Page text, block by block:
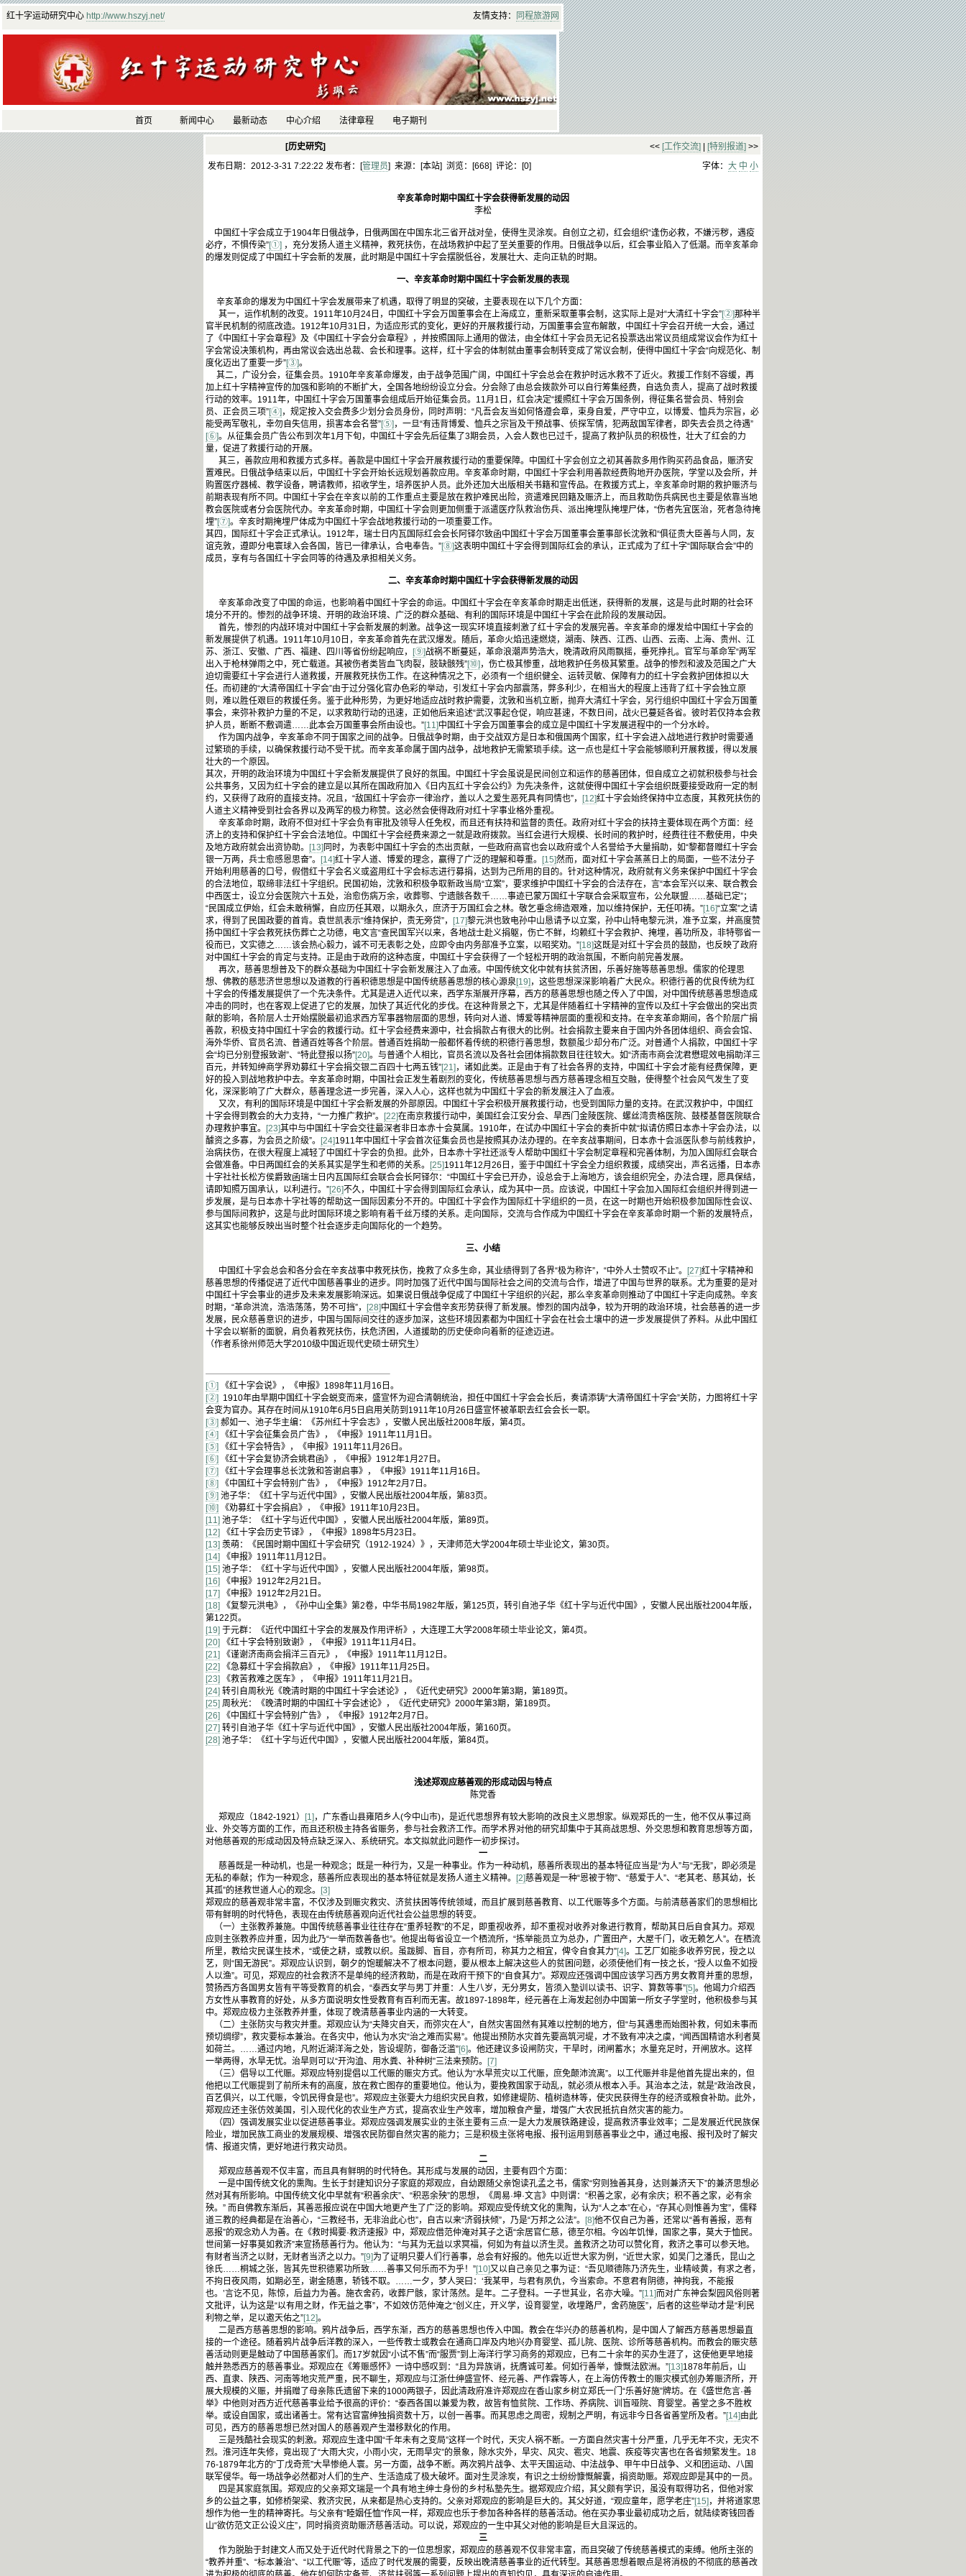
红十字运动研究中心 http://www.hszyj.net/ 友情支持： 同程旅游网
首页 新闻中心 最新动态 中心介绍 法律章程 电子期刊
[历史研究] << [工作交流] [特别报道] >>
发布日期：2012-3-31 7:22:22 发布者：[管理员] 来源：[本站] 浏览：[668] 评论：[0] 字体： 大 中 小
辛亥革命时期中国红十字会获得新发展的动因
李松
中国红十字会成立于1904年日俄战争，日俄两国在中国东北三省开战对垒，使得生灵涂炭。自创立之初，红会组织“逢伤必救，不嫌污秽，遇疫
必疗，不惧传染”[①] ，充分发扬人道主义精神，救死扶伤，在战场救护中起了至关重要的作用。日俄战争以后，红会事业陷入了低潮。而辛亥革命
的爆发则促成了中国红十字会新的发展，此时期是中国红十字会摆脱低谷，发展壮大、走向正轨的时期。
一、辛亥革命时期中国红十字会新发展的表现
辛亥革命的爆发为中国红十字会发展带来了机遇，取得了明显的突破，主要表现在以下几个方面：
其一，运作机制的改变。1911年10月24日，中国红十字会万国董事会在上海成立，重新采取董事会制，这实际上是对“大清红十字会”[②]那种半
官半民机制的彻底改造。1912年10月31日，为适应形式的变化，更好的开展救援行动，万国董事会宣布解散，中国红十字会召开统一大会，通过
了《中国红十字会章程》及《中国红十字会分会章程》，并按照国际上通用的做法，由全体红十字会员无记名投票选出常议员组成常议会作为红十
字会常设决策机构，再由常议会选出总裁、会长和理事。这样，红十字会的体制就由董事会制转变成了常议会制，使得中国红十字会“向规范化、制
度化迈出了重要一步”[③]。
其二，广设分会，征集会员。1910年辛亥革命爆发，由于战争范围广阔，中国红十字会总会在救护时远水救不了近火。救援工作刻不容缓，再
加上红十字精神宣传的加强和影响的不断扩大，全国各地纷纷设立分会。分会除了由总会拨款外可以自行筹集经费，自选负责人，提高了战时救援
行动的效率。1911年，中国红十字会万国董事会组成后开始征集会员。11月1日，红会决定“援照红十字会万国条例，得征集名誉会员、特别会
员、正会员三项”[④] ，规定按入交会费多少划分会员身份，同时声明：“凡吾会友当如何恪遵会章，束身自爱，严守中立，以博爱、恤兵为宗旨，必
能受两军敬礼，幸勿自失信用，损害本会名誉”[⑤] ，一旦“有违背博爱、恤兵之宗旨及干预战事、侦探军情，犯两敌国军律者，即失去会员之待遇”
[⑥]。从征集会员广告公布到次年1月下旬，中国红十字会先后征集了3期会员，入会人数也已过千，提高了救护队员的积极性，壮大了红会的力
量，促进了救援行动的开展。
其三，善款应用和救援方式多样。善款是中国红十字会开展救援行动的重要保障。中国红十字会创立之初其善款多用作购买药品食品，赈济安
置难民。日俄战争结束以后，中国红十字会开始长远规划善款应用。辛亥革命时期，中国红十字会利用善款经费购地开办医院，学堂以及会所，并
购置医疗器械、教学设备，聘请教师，招收学生，培养医护人员。此外还加大出版相关书籍和宣传品。在救援方式上，辛亥革命时期的救护赈济与
前期表现有所不同。中国红十字会在辛亥以前的工作重点主要是放在救护难民出险，资遣难民回籍及赈济上，而且救助伤兵病民也主要是依靠当地
教会医院或者分会医院代办。辛亥革命时期，中国红十字会则更加侧重于派遣医疗队救治伤兵、派出掩埋队掩埋尸体，“伤者先宜医治，死者急待掩
埋”[⑦]。辛亥时期掩埋尸体成为中国红十字会战地救援行动的一项重要工作。
其四，国际红十字会正式承认。1912年，瑞士日内瓦国际红会会长阿铎尔致函中国红十字会万国董事会董事部长沈敦和“俱征贵大臣善与人同，友
谊克敦，遵即分电寰球入会各国，皆已一律承认，合电奉告。”[⑧]这表明中国红十字会得到国际红会的承认，正式成为了红十字“国际联合会”中的
成员，享有与各国红十字会同等的待遇及承担相关义务。
二、辛亥革命时期中国红十字会获得新发展的动因
辛亥革命改变了中国的命运，也影响着中国红十字会的命运。中国红十字会在辛亥革命时期走出低迷，获得新的发展，这是与此时期的社会环
境分不开的。惨烈的战争环境、开明的政治环境、广泛的群众基础、有利的国际环境是中国红十字会在此阶段的发展动因。
首先，惨烈的内战环境对中国红十字会新发展的刺激。战争这一现实环境直接刺激了红十字会的发展完善。辛亥革命的爆发给中国红十字会的
新发展提供了机遇。1911年10月10日，辛亥革命首先在武汉爆发。随后，革命火焰迅速燃烧，湖南、陕西、江西、山西、云南、上海、贵州、江
苏、浙江、安徽、广西、福建、四川等省份纷起响应，
[⑨]战祸不断蔓延，革命浪潮声势浩大，晚清政府风雨飘摇，垂死挣扎。官军与革命军“两军
出入于枪林弹雨之中，死亡载道。其被伤者类皆血飞肉裂，肢缺骸残”[⑩] ，伤亡极其惨重，战地救护任务极其繁重。战争的惨烈和波及范围之广大
迫切需要红十字会进行人道救援，开展救死扶伤工作。在这种情况之下，必须有一个组织健全、运转灵敏、保障有力的红十字会救护团体担以大
任。而初建的“大清帝国红十字会”由于过分强化官办色彩的举动，引发红十字会内部震荡，弊多利少，在相当大的程度上违背了红十字会独立原
则，难以胜任艰巨的救援任务。鉴于此种形势，为更好地适应战时救护需要，沈敦和当机立断，抛弃大清红十字会，另行组织中国红十字会万国董
事会，来弥补救护力量的不足，以求救助行动的迅速，正如他后来追述“武汉事起仓促，响应甚速，不数日间，战火已蔓延各省。彼时若仅持本会救
护人员，断断不敷调遣……此本会万国董事会所由设也。”[11]中国红十字会万国董事会的成立是中国红十字发展进程中的一个分水岭。
作为国内战争，辛亥革命不同于国家之间的战争。日俄战争时期，由于交战双方是日本和俄国两个国家，红十字会进入战地进行救护时需要通
过繁琐的手续，以确保救援行动不受干扰。而辛亥革命属于国内战争，战地救护无需繁琐手续。这一点也是红十字会能够顺利开展救援，得以发展
壮大的一个原因。
其次，开明的政治环境为中国红十字会新发展提供了良好的氛围。中国红十字会虽说是民间创立和运作的慈善团体，但自成立之初就积极参与社会
公共事务，又因为红十字会的建立是以其所在国政府加入《日内瓦红十字会公约》为先决条件，这就使得中国红十字会组织既要接受政府一定的制
约，又获得了政府的直接支持。况且，“敌国红十字会亦一律治疗，盖以人之爱生恶死具有同情也”，
[12]红十字会始终保持中立态度，其救死扶伤的
人道主义精神受到社会各界以及两军的极力称赞。这必然会使得政府对红十字事业格外重视。
辛亥革命时期，政府不但对红十字会负有审批及领导人任免权，而且还有扶持和监督的责任。政府对红十字会的扶持主要体现在两个方面：经
济上的支持和保护红十字会合法地位。中国红十字会经费来源之一就是政府拨款。当红会进行大规模、长时间的救护时，经费往往不敷使用，中央
及地方政府就会出资协助。
[13] 同时，为表彰中国红十字会的杰出贡献，一些政府高官也会以政府或个人名誉给予大量捐助，如“黎都督赠红十字会
银一万两，兵士愈感恩思奋”。
[14]红十字人道、博爱的理念，赢得了广泛的理解和尊重。 [15]然而，面对红十字会蒸蒸日上的局面，一些不法分子
开始利用慈善的口号，假借红十字会名义或盗用红十字会标志进行募捐，达到为己所用的目的。针对这种情况，政府就有义务来保护中国红十字会
的合法地位，取缔非法红十字组织。民国初始，沈敦和积极争取新政当局“立案”，要求维护中国红十字会的合法存在，言“本会军兴以来、联合教会
中西医士，设立分会医院六十五处，治愈伤病万余，收葬鄂、宁遗骸各数千……事迹已蒙万国红十字联合会采取宣布，公允联盟……基础已定”；
“民国成立伊始，红会未敢稍懈，自应历任其艰，以期永久，庶济于万国红会之林。敬乞垂念缔造艰难，加以维持保护，无任叩祷。”[16]“立案”之请
求，得到了民国政要的首肯。袁世凯表示“维持保护，责无旁贷”，
[17]黎元洪也致电孙中山恳请予以立案，孙中山特电黎元洪，准予立案，并高度赞
扬中国红十字会救死扶伤葬亡之功德，电文言“查民国军兴以来，各地战士赴义捐躯，伤亡不鲜，均赖红十字会救护、掩埋，善功所及，非特鄂省一
役而已，文实德之……该会热心毅力，诚不可无表彰之处，应即令由内务部准予立案，以昭奖劝。”[18]这既是对红十字会员的鼓励，也反映了政府
对中国红十字会的肯定与支持。正是由于政府的这种态度，中国红十字会获得了一个轻松开明的政治氛围，不断向前完善发展。
再次，慈善思想普及下的群众基础为中国红十字会新发展注入了血液。中国传统文化中就有扶贫济困，乐善好施等慈善思想。儒家的伦理思
想、佛教的慈悲济世思想以及道教的行善积德思想是中国传统慈善思想的核心源泉[19] ，这些思想深深影响着广大民众。积德行善的优良传统为红
十字会的传播发展提供了一个先决条件。尤其是进入近代以来，西学东渐展开序幕，西方的慈善思想也随之传入了中国，对中国传统慈善思想造成
冲击的同时，也在客观上促进了它的发展，加快了其近代化的步伐。在这种背景之下，尤其是伴随着红十字精神的宣传以及红十字会做出的突出贡
献的影响，各阶层人士开始摆脱最初追求西方军事器物层面的思想，转向对人道、博爱等精神层面的重视和支持。在辛亥革命期间，各个阶层广捐
善款，积极支持中国红十字会的救援行动。红十字会经费来源中，社会捐款占有很大的比例。社会捐款主要来自于国内外各团体组织、商会会馆、
海外华侨、官员名流、普通百姓等各个阶层。普通百姓捐助一般都怀着传统的积德行善思想，数额虽少却分布广泛。对普通个人捐款，中国红十字
会“均已分别登报致谢”、“特此登报以扬”[20]。与普通个人相比，官员名流以及各社会团体捐款数目往往较大。如“济南市商会沈君懋琨效电捐助洋三
百元，并转知绅商学界劝募红十字会捐交银二百四十七两五钱”[21] ，诸如此类。正是由于有了社会各界的支持，中国红十字会才能有经费保障，更
好的投入到战地救护中去。辛亥革命时期，中国社会正发生着剧烈的变化，传统慈善思想与西方慈善理念相互交融，使得整个社会风气发生了变
化，深深影响了广大群众，慈善理念进一步完善，深入人心，这样也就为中国红十字会的新发展注入了血液。
又次，有利的国际环境是中国红十字会新发展的外部原因。中国红十字会积极开展救援行动，也受到国际力量的支持。在武汉救护中，中国红
十字会得到教会的大力支持，“一力推广救护”。
[22]在南京救援行动中，美国红会江安分会、旱西门金陵医院、螺丝湾贵格医院、鼓楼基督医院联合
办理救护事宜。
[23]其中与中国红十字会交往最深者非日本赤十会莫属。1910年，在试办中国红十字会的奏折中就“拟请仿照日本赤十字会办法，以
醵资之多寡，为会员之阶级”。
[24]1911年中国红十字会首次征集会员也是按照其办法办理的。在辛亥战事期间，日本赤十会派医队参与前线救护，
治病扶伤，在很大程度上减轻了中国红十字会的负担。此外，日本赤十字社还派专人帮助中国红十字会制定章程和完善体制，为加入国际红会联合
会做准备。中日两国红会的关系其实是学生和老师的关系。
[25]1911年12月26日，鉴于中国红十字会全力组织救援，成绩突出，声名远播，日本赤
十字社社长松方侯爵致函瑞士日内瓦国际红会联合会长阿铎尔：“中国红十字会已开办，设总会于上海地方，该会组织完全，办法合理，愿具保结，
请即知照万国承认，以利进行。”[26]不久，中国红十字会得到国际红会承认，成为其中一员。应该说，中国红十字会加入国际红会组织并得到进一
步发展，是与日本赤十字社等的帮助这一国际因素分不开的。中国红十字会作为国际红十字组织的一员，在这一时期也开始积极参加国际性会议、
参与国际间救护，这是与此时国际环境之影响有着千丝万缕的关系。走向国际，交流与合作成为中国红十字会在辛亥革命时期一个新的发展特点，
这其实也能够反映出当时整个社会逐步走向国际化的一个趋势。
三、小结
中国红十字会总会和各分会在辛亥战事中救死扶伤，挽救了众多生命，其业绩得到了各界“极为称许”，“中外人士赞叹不止”。 [27]红十字精神和
慈善思想的传播促进了近代中国慈善事业的进步。同时加强了近代中国与国际社会之间的交流与合作，增进了中国与世界的联系。尤为重要的是对
中国红十字会事业的进步及未来发展影响深远。如果说日俄战争促成了中国红十字组织的兴起，那么辛亥革命则推动了中国红十字走向成熟。辛亥
时期，“革命洪流，浩浩荡荡，势不可挡”，
[28]中国红十字会借辛亥形势获得了新发展。惨烈的国内战争，较为开明的政治环境，社会慈善的进一步
发展，民众慈善意识的进步，中国与国际间交往的逐步加深，这些环境因素都为中国红十字会在社会土壤中的进一步发展提供了养料。从此中国红
十字会以崭新的面貌，肩负着救死扶伤，扶危济困，人道援助的历史使命向着新的征途迈进。
（作者系徐州师范大学2010级中国近现代史硕士研究生）
[①] 《红十字会说》，《申报》1898年11月16日。
[②] 1910年由早期中国红十字会蜕变而来，盛宣怀为迎合清朝统治，担任中国红十字会会长后，奏请添铸“大清帝国红十字会”关防，力图将红十字
会变为官办。其存在时间从1910年6月5日启用关防到1911年10月26日盛宣怀被革职去红会会长一职。
[③] 郝如一、池子华主编：《苏州红十字会志》，安徽人民出版社2008年版，第4页。
[④] 《红十字会征集会员广告》，《申报》1911年11月1日。
[⑤] 《红十字会特告》，《申报》1911年11月26日。
[⑥] 《红十字会复协济会姚君函》，《申报》1912年1月27日。
[⑦] 《红十字会理事总长沈敦和答谢启事》，《申报》1911年11月16日。
[⑧] 《中国红十字会特别广告》，《申报》1912年2月7日。
[⑨] 池子华：《红十字与近代中国》，安徽人民出版社2004年版，第83页。
[⑩] 《劝募红十字会捐启》，《申报》1911年10月23日。
[11] 池子华：《红十字与近代中国》，安徽人民出版社2004年版，第89页。
[12] 《红十字会历史节译》，《申报》1898年5月23日。
[13] 羡萌：《民国时期中国红十字会研究（1912-1924）》，天津师范大学2004年硕士毕业论文，第30页。
[14] 《申报》1911年11月12日。
[15] 池子华：《红十字与近代中国》，安徽人民出版社2004年版，第98页。
[16] 《申报》1912年2月21日。
[17] 《申报》1912年2月21日。
[18] 《复黎元洪电》，《孙中山全集》第2卷，中华书局1982年版，第125页，转引自池子华《红十字与近代中国》，安徽人民出版社2004年版，
第122页。
[19] 于元群：《近代中国红十字会的发展及作用评析》，大连理工大学2008年硕士毕业论文，第4页。
[20] 《红十字会特别致谢》，《申报》1911年11月4日。
[21] 《谨谢济南商会捐洋三百元》，《申报》1911年11月12日。
[22] 《急募红十字会捐款启》，《申报》1911年11月25日。
[23] 《救苦救难之医车》，《申报》1911年11月21日。
[24] 转引自周秋光《晚清时期的中国红十字会述论》，《近代史研究》2000年第3期，第189页。
[25] 周秋光：《晚清时期的中国红十字会述论》，《近代史研究》2000年第3期，第189页。
[26] 《中国红十字会特别广告》，《申报》1912年2月7日。
[27] 转引自池子华《红十字与近代中国》，安徽人民出版社2004年版，第160页。
[28] 池子华：《红十字与近代中国》，安徽人民出版社2004年版，第84页。
浅述郑观应慈善观的形成动因与特点
陈党香
郑观应（1842-1921） [1] ，广东香山县雍陌乡人(今中山市)，是近代思想界有较大影响的改良主义思想家。纵观郑氏的一生，他不仅从事过商
业、外交等方面的工作，而且还积极主持各省赈务，参与社会救济工作。而学术界对他的研究却集中于其商战思想、外交思想和教育思想等方面，
对他慈善观的形成动因及特点缺乏深入、系统研究。本文拟就此问题作一初步探讨。
一
慈善既是一种动机，也是一种观念；既是一种行为，又是一种事业。作为一种动机，慈善所表现出的基本特征应当是“为人”与“无我”，即必须是
无私的奉献；作为一种观念，慈善所应表现出的基本特征就是发扬人道主义精神。
[2]慈善观是一种“恩被于物”、“慈爱于人”、“老其老、慈其幼，长
其孤”的拯救世道人心的观念。
[3]
郑观应的慈善观非常丰富，不仅涉及到赈灾救灾、济贫扶困等传统领域，而且扩展到慈善教育、以工代赈等多个方面。与前清慈善家们的思想相比
带有鲜明的时代特色，表现在由传统慈善观向近代社会公益思想的转变。
（一）主张教养兼施。中国传统慈善事业往往存在“重养轻教”的不足，即重视收养，却不重视对收养对象进行教育，帮助其日后自食其力。郑观
应则主张教养应并重，因为此乃“一举而数善备也”。他提出每省设立一个栖流所，“拣举能员立为总办，广置田产，大屋千门，收无赖乞人”。在栖流
所里，教给灾民谋生技术，“或使之耕，或教以织。虽跋脚、盲目，亦有所司，称其力之相宜，俾令自食其力”[4]。工艺厂如能多收养穷民，授之以
艺，则“国无游民”。郑观应认识到，朝夕的饱暖解决不了根本问题，要从根本上解决这些人的贫困问题，必须使他们有一技之长，“授人以鱼不如授
人以渔”。可见，郑观应的社会救济不是单纯的经济救助，而是在政府干预下的“自食其力”。郑观应还强调中国应该学习西方男女教育并重的思想，
赞扬西方各国男女皆有平等受教育的机会，“泰西女学与男丁并重：人生八岁，无分男女，皆须入塾训以读书、识字、算数等事”[5]。他竭力介绍西
方女性从事教育的好处，从多方面说明女性受教育有百利而无害。故1897-1898年，经元善在上海发起创办中国第一所女子学堂时，他积极参与其
中。郑观应极力主张教养并重，体现了晚清慈善事业内涵的一大转变。
（二）主张防灾与救灾并重。郑观应认为“夫降灾自天，而弥灾在人”，自然灾害固然有其难以控制的地方，但“与其遇患而始图补救，何如未事而
预切绸缪”，救灾要标本兼治。在各灾中，他认为水灾“治之难而实易”。他提出预防水灾首先要高筑河堤，才不致有冲决之虞，“闻西国精谙水利者莫
如荷兰。……通过内地，凡附近湖洋海之处，皆设堤防，御备泛滥”[6]。他还建议多设闸防灾，干旱时，闭闸蓄水；水量充足时，开闸放水。这样
一举两得，水旱无忧。治旱则可以“开沟洫、用水粪、补种树”三法来预防。
[7]
（三）倡导以工代赈。郑观应特别提倡以工代赈的赈灾方式。他认为“水旱荒灾以工代赈，庶免颠沛流离”。以工代赈并非是他首先提出来的，但
他把以工代赈提到了前所未有的高度，放在救亡图存的重要地位。他认为，要挽救国家于动乱，就必须从根本入手。其治本之法，就是“政治改良，
百艺俱兴，以工代赈，令饥民得食是也”。郑观应主张要大力组织灾民自救，如修建堤防、植树造林等，使灾民获得生存的经济或粮食补助。此外，
郑观应还主张仿效美国，引入现代化的农业生产方式，提高农业生产效率，增加粮食产量，增强广大农民抵抗自然灾害的能力。
（四）强调发展实业以促进慈善事业。郑观应强调发展实业的主张主要有三点:一是大力发展铁路建设，提高救济事业效率；二是发展近代民族保
险业，增加民族工商业的发展规模、增强农民防御自然灾害的能力；三是积极主张将电报、报刊运用到慈善事业之中，通过电报、报刊及时了解灾
情、报道灾情，更好地进行救灾动员。
二
郑观应慈善观不仅丰富，而且具有鲜明的时代特色。其形成与发展的动因，主要有四个方面：
一是中国传统文化的熏陶。生长于封建知识分子家庭的郑观应，自幼跟随父亲饱读孔孟之书，儒家“穷则独善其身，达则兼济天下”的兼济思想必
然对其有所影响。中国传统文化中早就有“积善余庆”、“积恶余殃”的思想，《周易·坤·文言》中则谓：“积善之家，必有余庆；积不善之家，必有余
殃。” 而自佛教东渐后，其善恶报应说在中国大地更产生了广泛的影响。郑观应受传统文化的熏陶，认为“人之本”在心，“存其心则惟善为宝”，儒释
道三教的经典都是在治善心，“三教经书，无非治此心也”，自古以来“济弱扶倾”，乃是“万邦之公法”。
[8]他不仅自己为善，还常以“善有善报，恶有
恶报”的观念劝人为善。在《救时揭要·救济速报》中，郑观应借范仲淹对其子之语“余居官仁慈，德至尔相。今凶年饥惮，国家之事，莫大于恤民。
世间第一好事莫如救济”来宣扬慈善行为。他认为：“与其为无益以求冥福，何如为有益以济生灵。盖救济之功可以赞化育，救济之事可以参天地。
有财者当济之以财，无财者当济之以力。”[9]为了证明只要人们行善事，总会有好报的。他先以近世大家为例，“近世大家，如吴门之潘氏，昆山之
徐氏……桐城之张，皆其先世积德累功所致……善事又何乐而不为乎！”[10]又以自己亲见之事为证：“吾见顺德陈乃济先生，业精岐黄，有求之者，
不拘日夜风雨，如期必至，谢金随惠，轿钱不取。……一夕，梦人哭曰：‘我某甲，与君有夙仇，今当索命。不意君有阴德，神拘我，不能报
也。’言讫不见，陈惊，后益力为善。施衣舍药，收葬尸骸，家计荡然。是年。二子登科。一子世其业，名亦大噪。”[11]而对广东神会梨园风俗则著
文批评，认为这是“以有用之财，作无益之事”，不如效仿范仲淹之“创义庄，开义学，设育婴堂，收埋路尸，舍药施医”，后者的这些举动才是“利民
利物之举，足以邀天佑之”[12]。
二是西方慈善思想的影响。鸦片战争后，西学东渐，西方的慈善思想也传入中国。教会在华兴办的慈善机构，是中国人了解西方慈善思想最直
接的一个途径。随着鸦片战争后洋教的深入，一些传教士或教会在通商口岸及内地兴办育婴堂、孤儿院、医院、诊所等慈善机构。而教会的赈灾慈
善活动则更是触动了中国慈善家们。而17岁就因“小试不售”而“服贾”到上海洋行学习商务的郑观应，已有二十余年的买办生涯了，这使他更早地接
触并熟悉西方的慈善事业。郑观应在《筹赈感怀》一诗中感叹到：“且为异族诮，抚膺诚可差。何如行善举，慷慨法欧洲。”[13]1878年前后，山
西、直隶、陕西、河南等地灾荒严重，民不聊生，郑观应与江浙仕绅盛宣怀、经元善、严作霖等人，在上海仿传教士的赈灾模式创办筹赈济所，开
展大规模的义赈，并捐赠了母亲陈氏遗留下来的1000两银子，因此清政府准许郑观应在香山家乡树立郑氏一门“乐善好施”牌坊。在《盛世危言·善
举》中他则对西方近代慈善事业给予很高的评价：“泰西各国以兼爱为教，故皆有恤贫院、工作场、养病院、训盲哑院、育婴堂。善堂之多不胜枚
举。或设自国家，或出诸善士。常有达官富绅独捐资数十万，以创一善事。而其思虑之周密，规制之严明，有远非今日各省善堂所及者。”[14]由此
可见，西方的慈善思想已然对国人的慈善观产生潜移默化的作用。
三是残酷社会现实的刺激。郑观应生逢中国“千年未有之变局”这样一个时代，天灾人祸不断。一方面自然灾害十分严重，几乎无年不灾，无灾不
烈。淮河连年失修，竟出现了“大雨大灾，小雨小灾，无雨旱灾”的景象，除水灾外，旱灾、风灾、雹灾、地震、疾疫等灾害也在各省频繁发生。18
76-1879年北方的“丁戊奇荒”大旱惨绝人寰。另一方面，战争不断。两次鸦片战争、太平天国运动、中法战争、甲午中日战争、义和团运动、八国
联军侵华。每一场战争必然都对人们的生产、生活造成了极大破坏。面对生灵涂炭，有识之士纷纷慷慨解囊，捐资助赈。郑观应即是其中的一员。
四是其家庭氛围。郑观应的父亲郑文瑞是一个具有地主绅士身份的乡村私塾先生。据郑观应介绍，其父颇有学识，虽没有取得功名，但他对家
乡的公益之事，如修桥架梁、救济灾民，从来都是热心支持的。父亲对郑观应的影响是巨大的。其父好道，“观应童年，愿学老庄”[15] ，并将道家思
想作为他一生的精神寄托。与父亲有“睦姻任恤”作风一样，郑观应也乐于参加各种各样的慈善活动。他在买办事业最初成功之后，就陆续寄钱回香
山“欲仿范文正公设义庄”，同时捐资资助赈济慈善活动。可以说，郑观应的一生中其父对他的影响是巨大且深远的。
三
作为脱胎于封建文人而又处于近代时代背景之下的一位思想家，郑观应的慈善观不仅非常丰富，而且突破了传统慈善模式的束缚。他所主张的
“教养并重”、“标本兼治”、“以工代赈”等，适应了时代发展的需要，反映出晚清慈善事业的近代转型。其慈善思想着眼点是将消极的不彻底的慈善改